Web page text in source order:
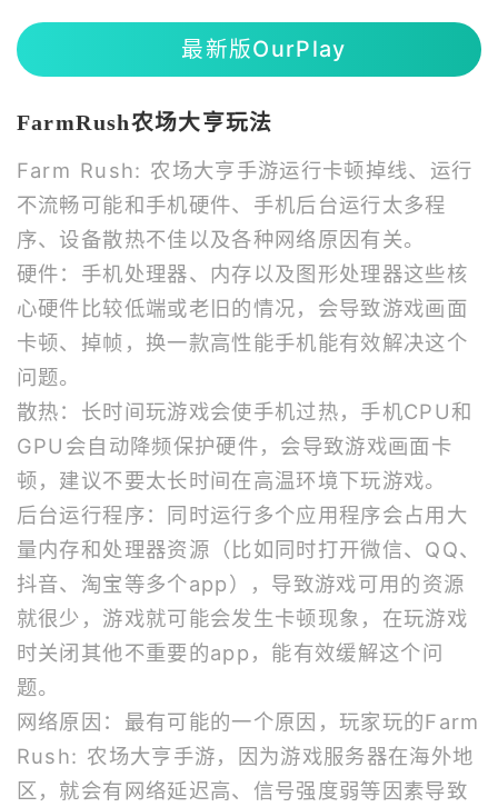
最新版OurPlay
FarmRush农场大亨玩法
Farm Rush: 农场大亨手游运行卡顿掉线、运行
不流畅可能和手机硬件、手机后台运行太多程
序、设备散热不佳以及各种网络原因有关。
硬件：手机处理器、内存以及图形处理器这些核
心硬件比较低端或老旧的情况，会导致游戏画面
卡顿、掉帧，换一款高性能手机能有效解决这个
问题。
散热：长时间玩游戏会使手机过热，手机CPU和
GPU会自动降频保护硬件，会导致游戏画面卡
顿，建议不要太长时间在高温环境下玩游戏。
后台运行程序：同时运行多个应用程序会占用大
量内存和处理器资源（比如同时打开微信、QQ、
抖音、淘宝等多个app），导致游戏可用的资源
就很少，游戏就可能会发生卡顿现象，在玩游戏
时关闭其他不重要的app，能有效缓解这个问
题。
网络原因：最有可能的一个原因，玩家玩的Farm
Rush: 农场大亨手游，因为游戏服务器在海外地
区，就会有网络延迟高、信号强度弱等因素导致